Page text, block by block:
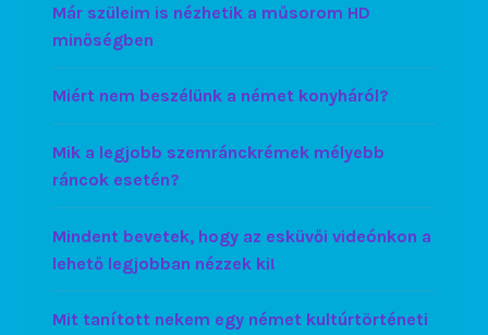
Már szüleim is nézhetik a műsorom HD
minőségben
Miért nem beszélünk a német konyháról?
Mik a legjobb szemránckrémek mélyebb
ráncok esetén?
Mindent bevetek, hogy az esküvői videónkon a
lehető legjobban nézzek ki!
Mit tanított nekem egy német kultúrtörténeti